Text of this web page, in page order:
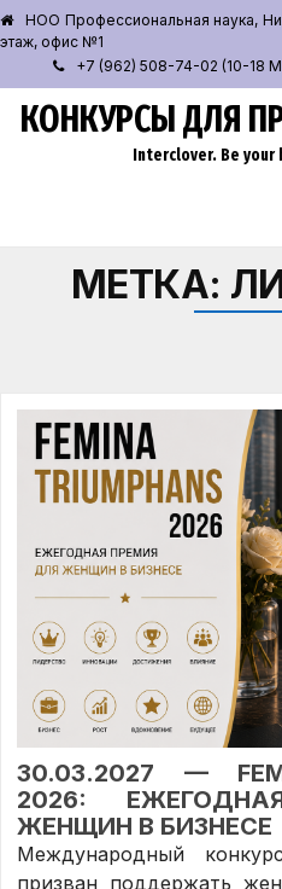
НОО Профессиональная наука,
этаж, офис №1
+7 (962) 508-74-02 (10-18
КОНКУРСЫ ДЛЯ
Interclover. Be
МЕТКА:
30.03.2027 —
2026:
ЖЕНЩИН В БИЗНЕСЕ
Международный
призван поддержать